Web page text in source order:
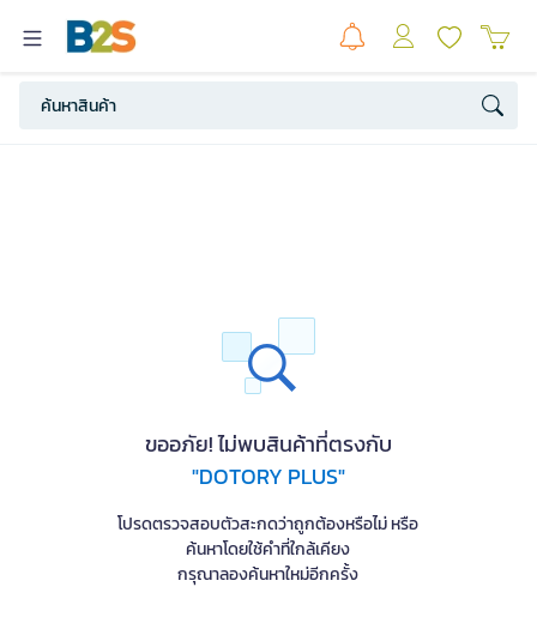
ขออภัย! ไม่พบสินค้าที่ตรงกับ
"DOTORY PLUS"
โปรดตรวจสอบตัวสะกดว่าถูกต้องหรือไม่ หรือ
ค้นหาโดยใช้คำที่ใกล้เคียง
กรุณาลองค้นหาใหม่อีกครั้ง